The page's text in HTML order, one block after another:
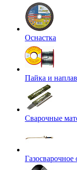
Оснастка
Пайка и
Сварочные
Газосварочное